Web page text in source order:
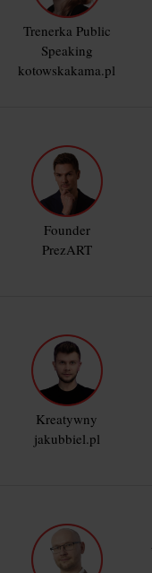
Trenerka Public
Speaking
kotowskakama.pl
Founder
PrezART
Kreatywny
jakubbiel.pl